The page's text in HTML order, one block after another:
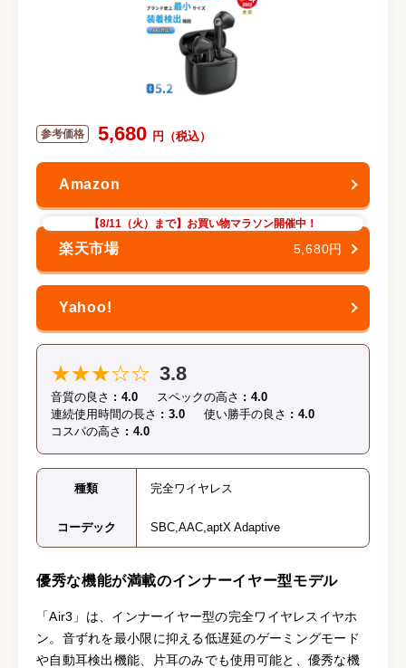
5,680
【8/11（火）まで】お買い物マラソン開催中！
5,680円
★★★☆☆ 3.8
音質の良さ 4.0 スペックの高さ
4.0
連続使用時間の長さ
3.0 使い勝手の良さ
4.0
コスパの高さ
4.0
種類 完全ワイヤレス
コーデック SBC,AAC,aptX Adaptive
優秀な機能が満載のインナーイヤー型モデル
「Air3」は、インナーイヤー型の完全ワイヤレスイヤホ
ン。音ずれを最小限に抑える低遅延のゲーミングモード
や自動耳検出機能、片耳のみでも使用可能と、優秀な機